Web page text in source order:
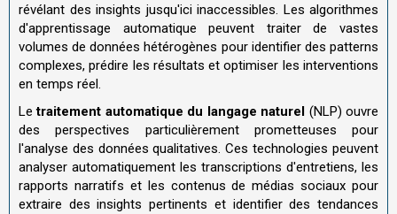
révélant des insights jusqu'ici inaccessibles. Les algorithmes
d'apprentissage automatique peuvent traiter de vastes
volumes de données hétérogènes pour identifier des patterns
complexes, prédire les résultats et optimiser les interventions
en temps réel.
Letraitement automatique du langage naturel (NLP) ouvre
des perspectives particulièrement prometteuses pour
l'analyse des données qualitatives. Ces technologies peuvent
analyser automatiquement les transcriptions d'entretiens, les
rapports narratifs et les contenus de médias sociaux pour
extraire des insights pertinents et identifier des tendances